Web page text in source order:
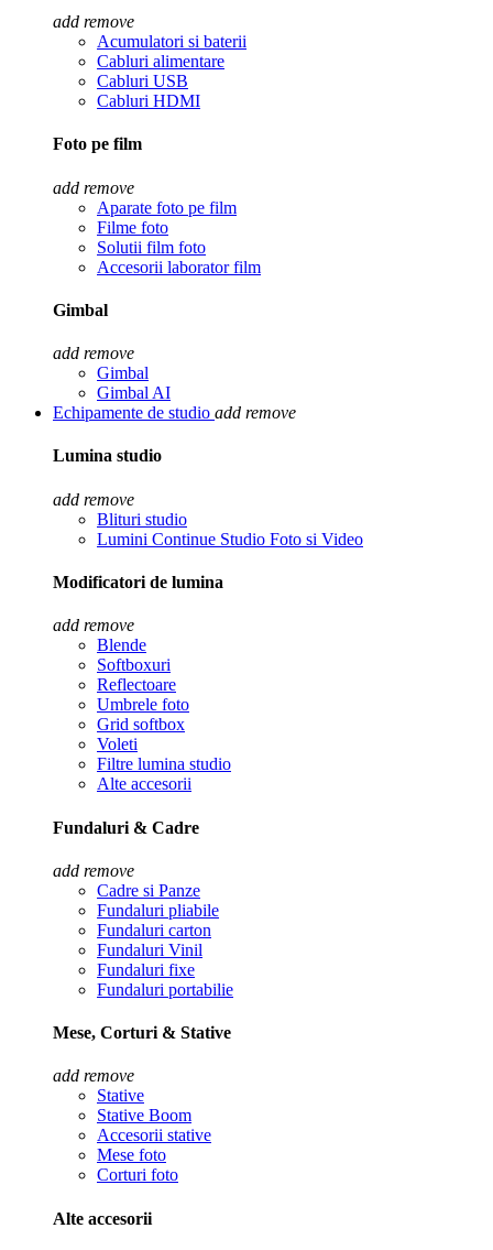
add remove
Acumulatori si baterii
Cabluri alimentare
Cabluri USB
Cabluri HDMI
Foto pe film
add remove
Aparate foto pe film
Filme foto
Solutii film foto
Accesorii laborator film
Gimbal
add remove
Gimbal
Gimbal AI
Echipamente de studio add remove
Lumina studio
add remove
Blituri studio
Lumini Continue Studio Foto si Video
Modificatori de lumina
add remove
Blende
Softboxuri
Reflectoare
Umbrele foto
Grid softbox
Voleti
Filtre lumina studio
Alte accesorii
Fundaluri & Cadre
add remove
Cadre si Panze
Fundaluri pliabile
Fundaluri carton
Fundaluri Vinil
Fundaluri fixe
Fundaluri portabilie
Mese, Corturi & Stative
add remove
Stative
Stative Boom
Accesorii stative
Mese foto
Corturi foto
Alte accesorii